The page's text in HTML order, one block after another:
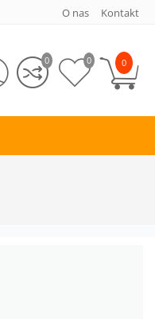
O nas Kontakt
0
0 0